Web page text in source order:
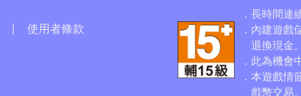
使用者條款
長時間連
內建遊戲
退換現金。
此為機會
本遊戲情
戲幣交易。